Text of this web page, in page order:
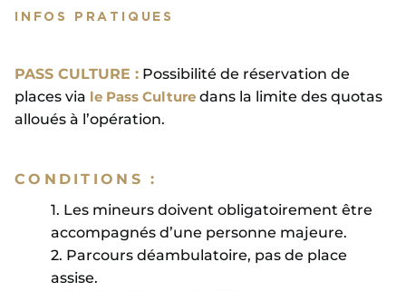
INFOS PRATIQUES
PASS CULTURE : Possibilité de réservation de
places via le Pass Culture dans la limite des quotas
alloués à l’opération.
CONDITIONS :
1. Les mineurs doivent obligatoirement être
accompagnés d’une personne majeure.
2. Parcours déambulatoire, pas de place
assise.